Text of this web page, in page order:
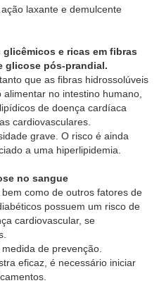
laxante e demulcente
e ricas em fibras
glicose pós-prandial.
que as fibras hidrossolúveis
no intestino humano,
de doença cardíaca
cardiovasculares.
grave. O risco é ainda
a uma hiperlipidemia.
no sangue
como de outros fatores de
possuem um risco de
cardiovascular, se
de prevenção.
eficaz, é necessário iniciar